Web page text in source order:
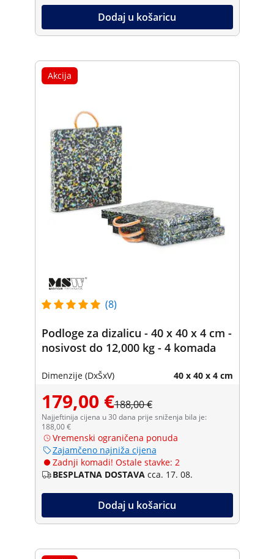
Dodaj u košaricu
Akcija
(8)
Podloge za dizalicu - 40 x 40 x 4 cm -
nosivost do 12,000 kg - 4 komada
Dimenzije (DxŠxV) 40 x 40 x 4 cm
179,00 €188,00 €
Najjeftinija cijena u 30 dana prije sniženja bila je:
188,00 €
Vremenski ograničena ponuda
Zajamčeno najniža cijena
Zadnji komadi! Ostale stavke: 2
BESPLATNA DOSTAVA cca. 17. 08.
Dodaj u košaricu